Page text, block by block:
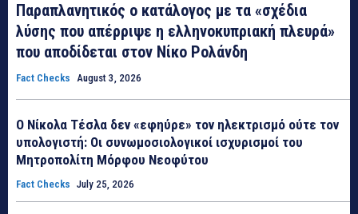
Παραπλανητικός ο κατάλογος με τα «σχέδια
λύσης που απέρριψε η ελληνοκυπριακή πλευρά»
που αποδίδεται στον Νίκο Ρολάνδη
Fact Checks August 3, 2026
Ο Νίκολα Τέσλα δεν «εφηύρε» τον ηλεκτρισμό ούτε τον
υπολογιστή: Οι συνωμοσιολογικοί ισχυρισμοί του
Μητροπολίτη Μόρφου Νεοφύτου
Fact Checks July 25, 2026